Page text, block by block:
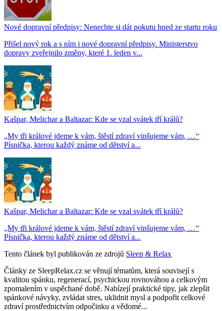
Nové dopravní předpisy: Nenechte si dát pokutu hned ze startu roku
Přišel nový rok a s ním i nové dopravní předpisy. Ministerstvo
dopravy zveřejnilo změny, které 1. leden v...
Kašpar, Melichar a Baltazar: Kde se vzal svátek tří králů?
„My tři králové jdeme k vám, štěstí zdraví vinšujeme vám, …“
Písnička, kterou každý známe od dětství a...
Kašpar, Melichar a Baltazar: Kde se vzal svátek tří králů?
„My tři králové jdeme k vám, štěstí zdraví vinšujeme vám, …“
Písnička, kterou každý známe od dětství a...
Tento článek byl publikován ze zdrojů Sleep & Relax
Články ze SleepRelax.cz se věnují tématům, která souvisejí s
kvalitou spánku, regenerací, psychickou rovnováhou a celkovým
zpomalením v uspěchané době. Nabízejí praktické tipy, jak zlepšit
spánkové návyky, zvládat stres, uklidnit mysl a podpořit celkové
zdraví prostřednictvím odpočinku a vědomé...